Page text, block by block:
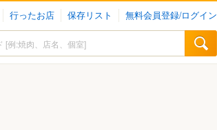
行ったお店 保存リスト 無料会員登録/ログイン